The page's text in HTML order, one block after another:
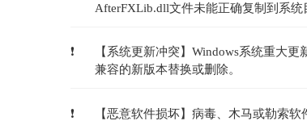
AfterFXLib.dll文件未能正确复制到系统
【系统更新冲突】Windows系统重大
兼容的新版本替换或删除。
【恶意软件损坏】病毒、木马或勒索